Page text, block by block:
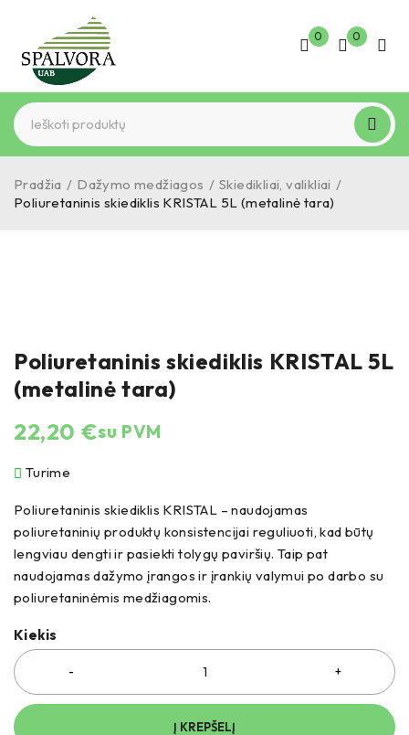
0 0
Pradžia / Dažymo medžiagos / Skiedikliai, valikliai /
Poliuretaninis skiediklis KRISTAL 5L (metalinė tara)
Poliuretaninis skiediklis KRISTAL 5L
(metalinė tara)
22,20 €su PVM
Turime
Poliuretaninis skiediklis KRISTAL – naudojamas
poliuretaninių produktų konsistencijai reguliuoti, kad būtų
lengviau dengti ir pasiekti tolygų paviršių. Taip pat
naudojamas dažymo įrangos ir įrankių valymui po darbo su
poliuretaninėmis medžiagomis.
Kiekis
Į KREPŠELĮ